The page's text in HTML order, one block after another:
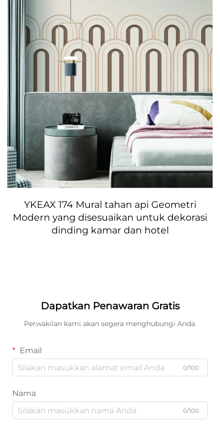
YKEAX 174 Mural tahan api Geometri
Modern yang disesuaikan untuk dekorasi
dinding kamar dan hotel
Dapatkan Penawaran Gratis
Perwakilan kami akan segera menghubungi Anda.
Email
0/100
Nama
0/100